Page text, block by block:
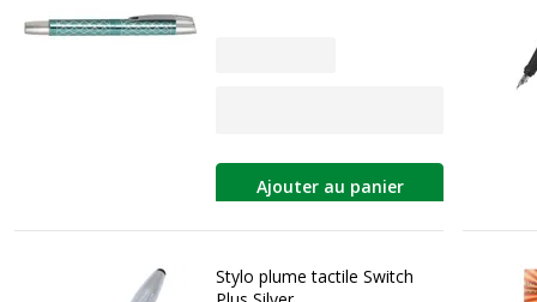
Ajouter au panier
Stylo plume tactile Switch